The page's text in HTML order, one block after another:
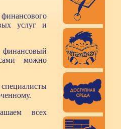
услуг и
можно
всех